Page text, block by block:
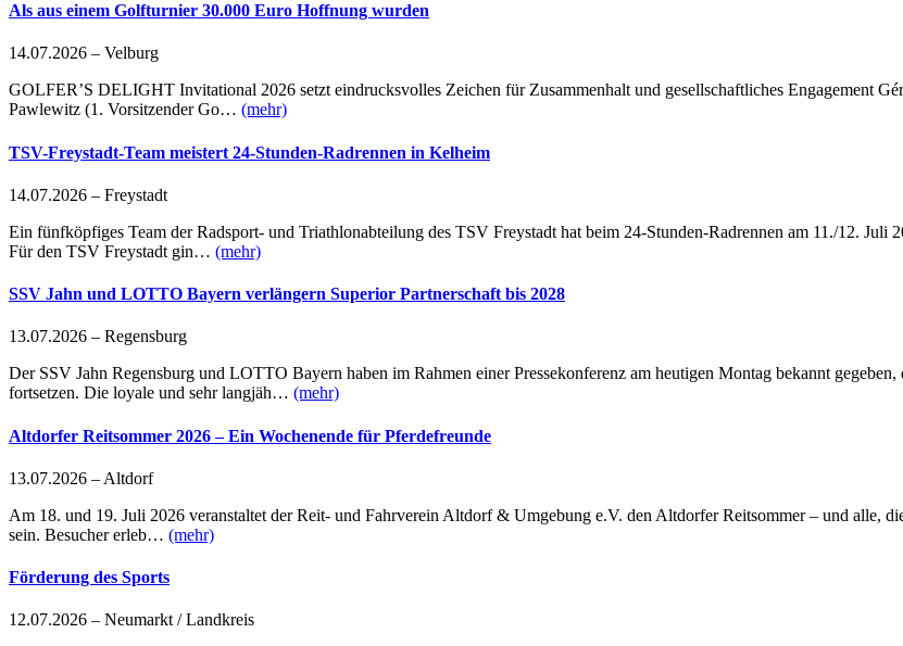
Als aus einem Golfturnier 30.000 Euro Hoffnung wurden
14.07.2026 – Velburg
GOLFER’S DELIGHT Invitational 2026 setzt eindrucksvolles Zeichen für Zusammenhalt und gesellschaftliches Engagement
Pawlewitz (1. Vorsitzender Go… (mehr)
TSV-Freystadt-Team meistert 24-Stunden-Radrennen in Kelheim
14.07.2026 – Freystadt
Ein fünfköpfiges Team der Radsport- und Triathlonabteilung des TSV Freystadt hat beim 24-Stunden-Radrennen am 11./12. Juli
Für den TSV Freystadt gin… (mehr)
SSV Jahn und LOTTO Bayern verlängern Superior Partnerschaft bis 2028
13.07.2026 – Regensburg
Der SSV Jahn Regensburg und LOTTO Bayern haben im Rahmen einer Pressekonferenz am heutigen Montag bekannt gegeben,
fortsetzen. Die loyale und sehr langjäh… (mehr)
Altdorfer Reitsommer 2026 – Ein Wochenende für Pferdefreunde
13.07.2026 – Altdorf
Am 18. und 19. Juli 2026 veranstaltet der Reit- und Fahrverein Altdorf & Umgebung e.V. den Altdorfer Reitsommer – und alle,
sein. Besucher erleb… (mehr)
Förderung des Sports
12.07.2026 – Neumarkt / Landkreis